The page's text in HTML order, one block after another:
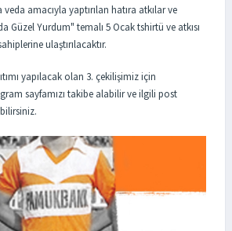
amacıyla yaptırılan hatıra atkılar ve
Güzel Yurdum" temalı 5 Ocak tshirtü ve atkısı
ulaştırılacaktır.
yapılacak olan 3. çekilişimiz için
sayfamızı takibe alabilir ve ilgili post